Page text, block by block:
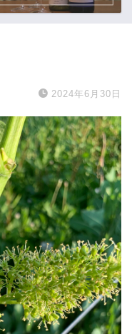
2024年6月30日